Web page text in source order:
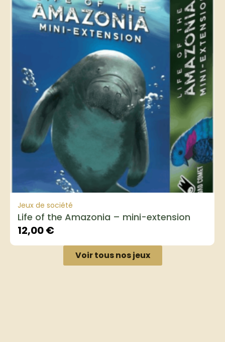
Jeux de société
Life of the Amazonia – mini-extension
12,00€
Voir tous nos jeux